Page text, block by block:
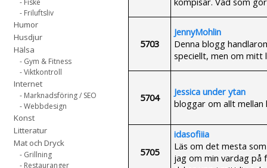
- Fiske
- Friluftsliv
Humor
Husdjur
Hälsa
- Gym & Fitness
- Viktkontroll
Internet
- Marknadsföring / SEO
- Webbdesign
Konst
Litteratur
Mat och Dryck
- Grillning
- Restauranger
5703
JennyMohlin
Denna blogg
speciellt, men om mitt
5704
Jessica under ytan
bloggar om allt mellan
5705
idasofiiia
Läs om det mesta
jag om min vardag på